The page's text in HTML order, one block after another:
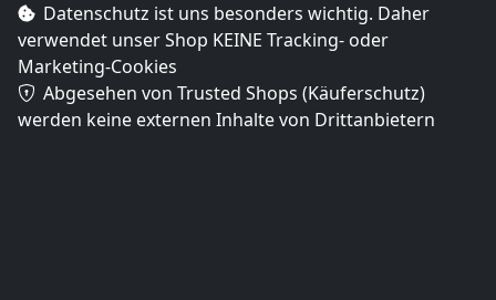
Datenschutz ist uns besonders wichtig. Daher
verwendet unser Shop KEINE Tracking- oder
Marketing-Cookies
Abgesehen von Trusted Shops (Käuferschutz)
werden keine externen Inhalte von Drittanbietern